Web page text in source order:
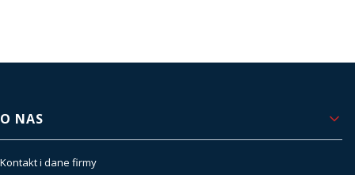
najnowszych technologii.
zaczyna.
czytaj więcej o nas
Linki w stopce
O NAS
Kontakt i dane firmy